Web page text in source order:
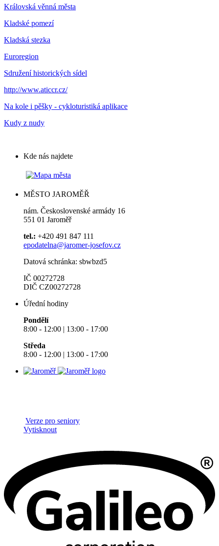
Královská věnná města
Kladské pomezí
Kladská stezka
Euroregion
Sdružení historických sídel
http://www.aticcr.cz/
Na kole i pěšky - cykloturistiká aplikace
Kudy z nudy
Kde nás najdete
MĚSTO JAROMĚŘ
nám. Československé armády 16
551 01 Jaroměř
tel.: +420 491 847 111
epodatelna@jaromer-josefov.cz
Datová schránka: sbwbzd5
IČ 00272728
DIČ CZ00272728
Úřední hodiny
Pondělí
8:00 - 12:00 | 13:00 - 17:00
Středa
8:00 - 12:00 | 13:00 - 17:00
Verze pro seniory
Vytisknout